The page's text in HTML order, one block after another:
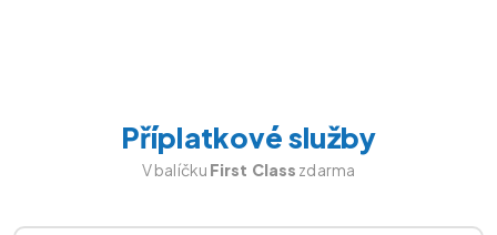
Příplatkové služby
V balíčku First Class zdarma